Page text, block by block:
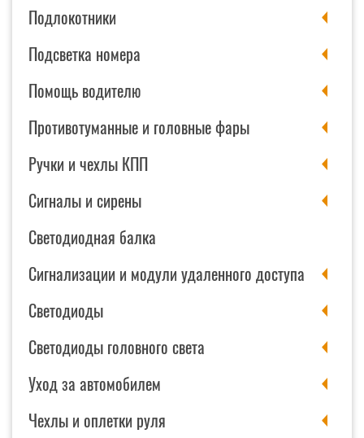
Подлокотники
Подсветка номера
Помощь водителю
Противотуманные и головные фары
Ручки и чехлы КПП
Сигналы и сирены
Светодиодная балка
Сигнализации и модули удаленного доступа
Светодиоды
Светодиоды головного света
Уход за автомобилем
Чехлы и оплетки руля